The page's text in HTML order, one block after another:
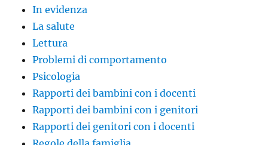
In evidenza
La salute
Lettura
Problemi di comportamento
Psicologia
Rapporti dei bambini con i docenti
Rapporti dei bambini con i genitori
Rapporti dei genitori con i docenti